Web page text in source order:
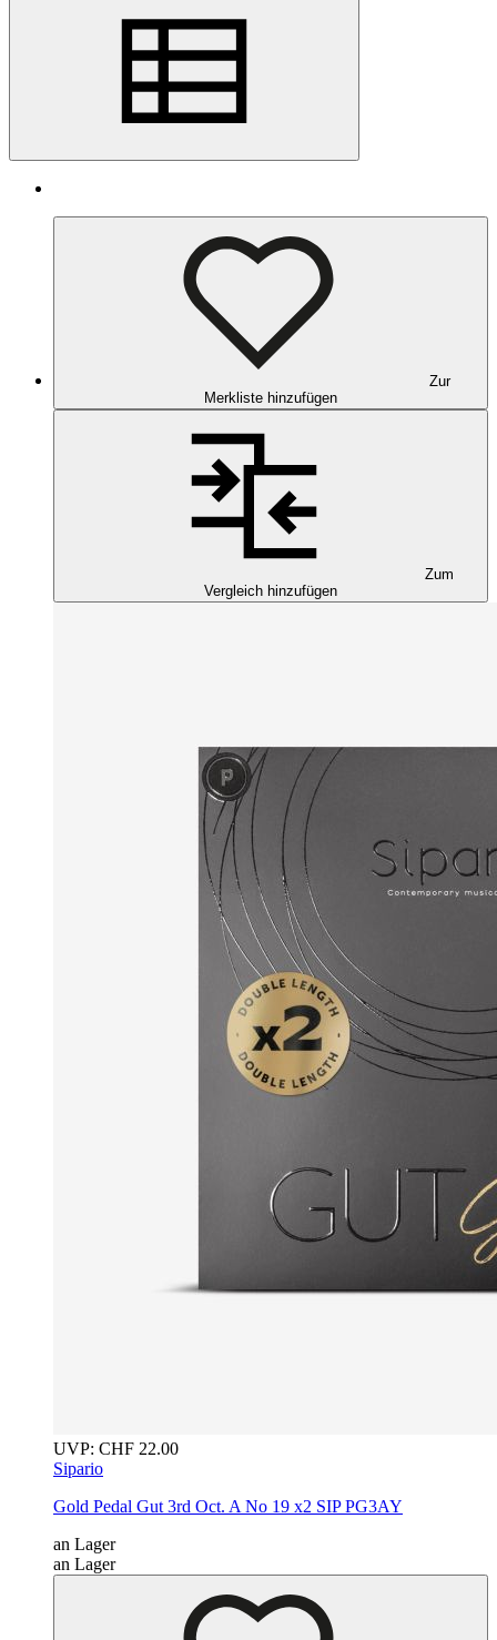
Zur
Merkliste hinzufügen
Zum
Vergleich hinzufügen
UVP: CHF 22.00
Sipario
Gold Pedal Gut 3rd Oct. A No 19 x2 SIP PG3AY
an Lager
an Lager